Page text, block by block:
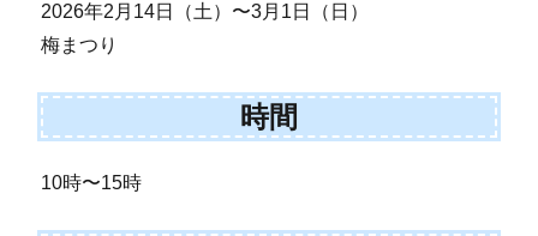
2026年2月14日（土）〜3月1日（日）
梅まつり
時間
10時〜15時